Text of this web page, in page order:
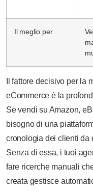
Il meglio per
Il fattore decisivo per la
eCommerce è la
Se vendi su Amazon,
bisogno di una
cronologia dei clienti da
Senza di essa, i tuoi
fare ricerche manuali
creata gestisce